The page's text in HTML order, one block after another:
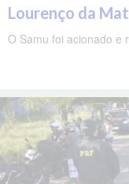
Lourenço da
O Samu foi acionado e